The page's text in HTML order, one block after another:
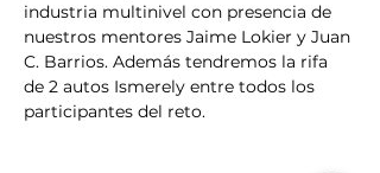
industria multinivel con presencia de
nuestros mentores Jaime Lokier y Juan
C. Barrios. Además tendremos la rifa
de 2 autos Ismerely entre todos los
participantes del reto.